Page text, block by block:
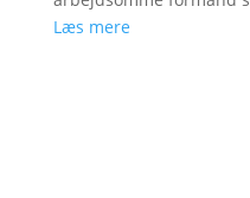
Læs mere